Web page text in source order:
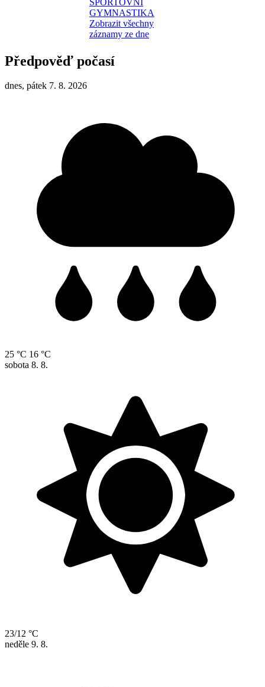
GYMNASTIKA
Zobrazit všechny
záznamy ze dne
Předpověď počasí
dnes, pátek 7. 8. 2026
25 °C 16 °C
sobota 8. 8.
23/12 °C
neděle 9. 8.